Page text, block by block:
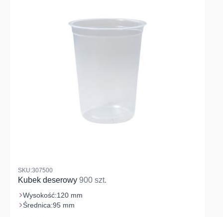
SKU:307500
Kubek deserowy 900 szt.
Wysokość:120 mm
Średnica:95 mm